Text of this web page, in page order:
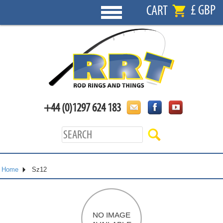
CART £ GBP
+44 (0)1297 624 183
Home Sz12